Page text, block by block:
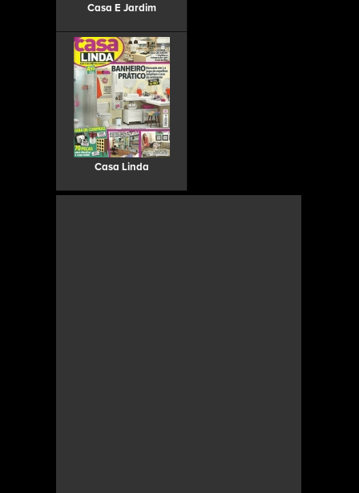
Casa E Jardim
Casa Linda